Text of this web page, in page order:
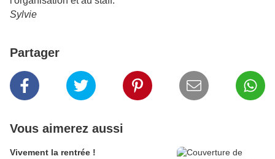
Sylvie
Partager
Vous aimerez aussi
Vivement la rentrée !